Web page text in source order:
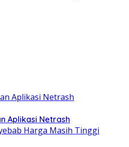
Aplikasi Netrash